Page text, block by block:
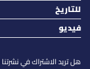
للتاريخ
فيديو
هل تريد الاشتراك في نشرتنا